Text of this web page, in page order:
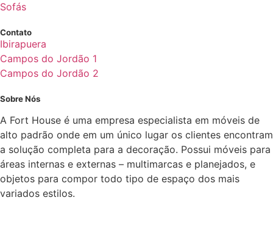
Sofás
Contato
Ibirapuera
Campos do Jordão 1
Campos do Jordão 2
Sobre Nós
A Fort House é uma empresa especialista em móveis de
alto padrão onde em um único lugar os clientes encontram
a solução completa para a decoração. Possui móveis para
áreas internas e externas – multimarcas e planejados, e
objetos para compor todo tipo de espaço dos mais
variados estilos.